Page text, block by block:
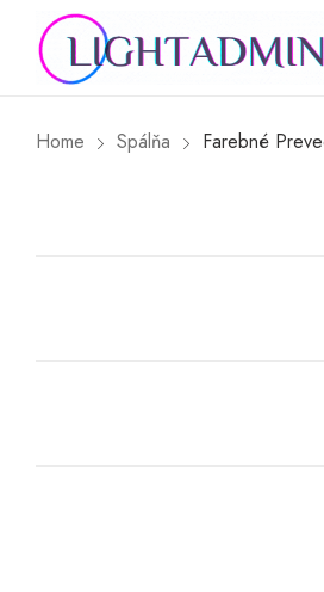
Home Spálňa Farebné